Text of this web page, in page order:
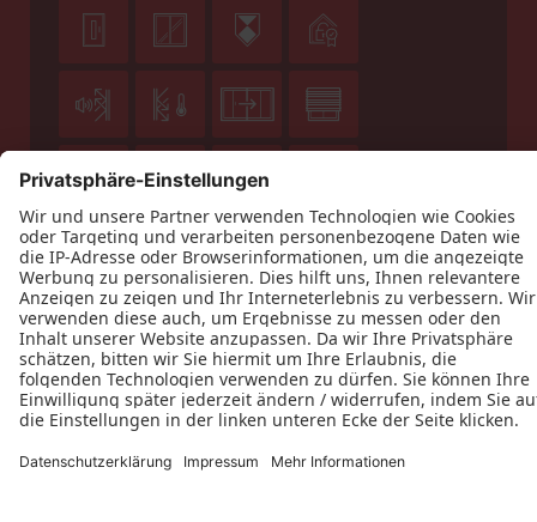
   
   
  
Datenschutz Impressum
Kontakt
Holz Klein GmbH © 2026